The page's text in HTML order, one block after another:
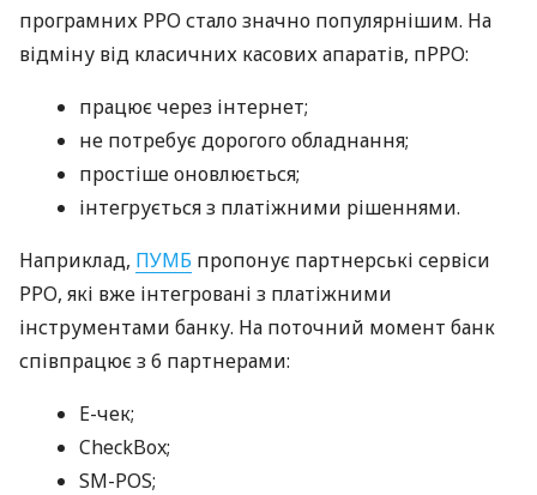
програмних РРО стало значно популярнішим. На
відміну від класичних касових апаратів, пРРО:
працює через інтернет;
не потребує дорогого обладнання;
простіше оновлюється;
інтегрується з платіжними рішеннями.
Наприклад, ПУМБ пропонує партнерські сервіси
РРО, які вже інтегровані з платіжними
інструментами банку. На поточний момент банк
співпрацює з 6 партнерами:
E-чек;
CheckBox;
SM-POS;